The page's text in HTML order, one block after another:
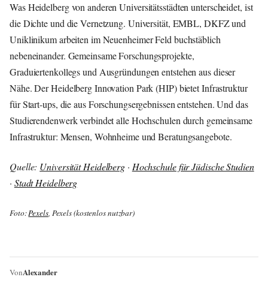
Was Heidelberg von anderen Universitätsstädten unterscheidet, ist
die Dichte und die Vernetzung. Universität, EMBL, DKFZ und
Uniklinikum arbeiten im Neuenheimer Feld buchstäblich
nebeneinander. Gemeinsame Forschungsprojekte,
Graduiertenkollegs und Ausgründungen entstehen aus dieser
Nähe. Der Heidelberg Innovation Park (HIP) bietet Infrastruktur
für Start-ups, die aus Forschungsergebnissen entstehen. Und das
Studierendenwerk verbindet alle Hochschulen durch gemeinsame
Infrastruktur: Mensen, Wohnheime und Beratungsangebote.
Quelle: Universität Heidelberg · Hochschule für Jüdische Studien
· Stadt Heidelberg
Foto:Pexels, Pexels (kostenlos nutzbar)
VonAlexander